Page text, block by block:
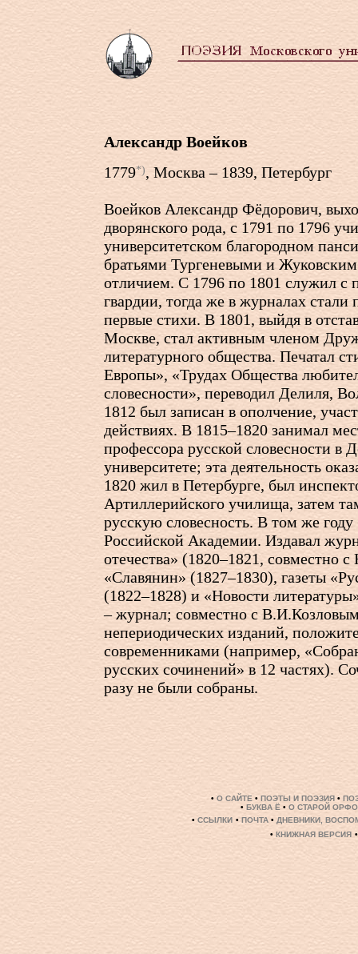
Александр Воейков
1779*), Москва – 1839, Петербург
Воейков Александр Фёдорович,
дворянского рода, с 1791 по 1796
университетском благородном
братьями Тургеневыми и
отличием. С 1796 по 1801 служил с
гвардии, тогда же в журналах стали
первые стихи. В 1801, выйдя в
Москве, стал активным членом
литературного общества. Печатал
Европы», «Трудах Общества
словесности», переводил Делиля,
1812 был записан в ополчение,
действиях. В 1815–1820 занимал
профессора русской словесности в
университете; эта деятельность
1820 жил в Петербурге, был
Артиллерийского училища, затем
русскую словесность. В том же
Российской Академии. Издавал
отечества» (1820–1821, совместно
«Славянин» (1827–1830), газеты
(1822–1828) и «Новости
– журнал; совместно с
непериодических изданий,
современниками (например,
русских сочинений» в 12 частях).
разу не были собраны.